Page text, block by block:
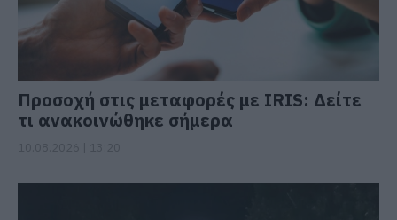
Προσοχή στις μεταφορές με IRIS: Δείτε
τι ανακοινώθηκε σήμερα